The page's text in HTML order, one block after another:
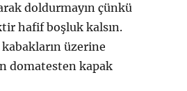
doldurmayın çünkü
hafif boşluk kalsın.
üzerine
domatesten kapak